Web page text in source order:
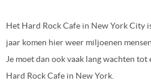
Het Hard Rock Cafe in New York City
jaar komen hier weer miljoenen
Je moet dan ook vaak lang wachten
Hard Rock Cafe in New York.